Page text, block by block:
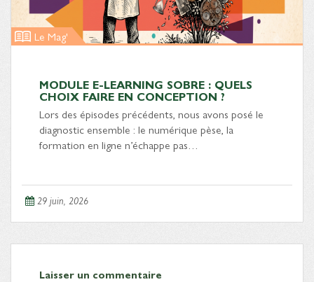
Le Mag'
MODULE E-LEARNING SOBRE : QUELS
CHOIX FAIRE EN CONCEPTION ?
Lors des épisodes précédents, nous avons posé le
diagnostic ensemble : le numérique pèse, la
formation en ligne n’échappe pas…
29 juin, 2026
Laisser un commentaire